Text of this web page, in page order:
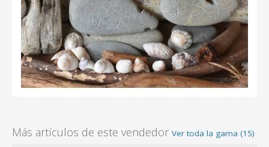
Más artículos de este vendedor Ver toda la gama (15)